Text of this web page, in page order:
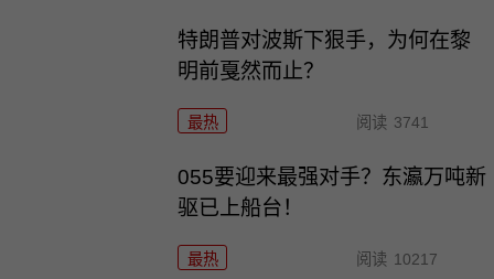
特朗普对波斯下狠手，为何在黎
明前戛然而止？
最热 阅读 3741
055要迎来最强对手？东瀛万吨新
驱已上船台！
最热 阅读 10217